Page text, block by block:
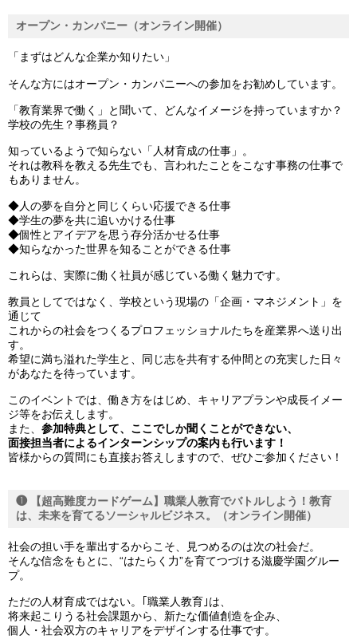
オープン・カンパニー（オンライン開催）
「まずはどんな企業か知りたい」
そんな方にはオープン・カンパニーへの参加をお勧めしています。
「教育業界で働く」と聞いて、どんなイメージを持っていますか？
学校の先生？事務員？
知っているようで知らない「人材育成の仕事」。
それは教科を教える先生でも、言われたことをこなす事務の仕事で
もありません。
◆人の夢を自分と同じくらい応援できる仕事
◆学生の夢を共に追いかける仕事
◆個性とアイデアを思う存分活かせる仕事
◆知らなかった世界を知ることができる仕事
これらは、実際に働く社員が感じている働く魅力です。
教員としてではなく、学校という現場の「企画・マネジメント」を
通じて
これからの社会をつくるプロフェッショナルたちを産業界へ送り出
す。
希望に満ち溢れた学生と、同じ志を共有する仲間との充実した日々
があなたを待っています。
このイベントでは、働き方をはじめ、キャリアプランや成長イメー
ジ等をお伝えします。
また、 参加特典として、ここでしか聞くことができない、
面接担当者によるインターンシップの案内も行います！
皆様からの質問にも直接お答えしますので、ぜひご参加ください！
❶ 【超高難度カードゲーム】職業人教育でバトルしよう！ 教育
は、未来を育てるソーシャルビジネス。（オンライン開催）
社会の担い手を輩出するからこそ、見つめるのは次の社会だ。
そんな信念をもとに、“はたらく力”を育てつづける滋慶学園グルー
プ。
ただの人材育成ではない。｢職業人教育｣は、
将来起こりうる社会課題から、新たな価値創造を企み、
個人・社会双方のキャリアをデザインする仕事です。